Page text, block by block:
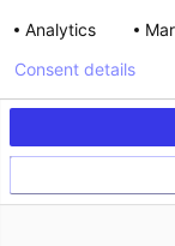
RESSOURCES
Success Stories
Academy
Dev Docs
Analytics
Consent details